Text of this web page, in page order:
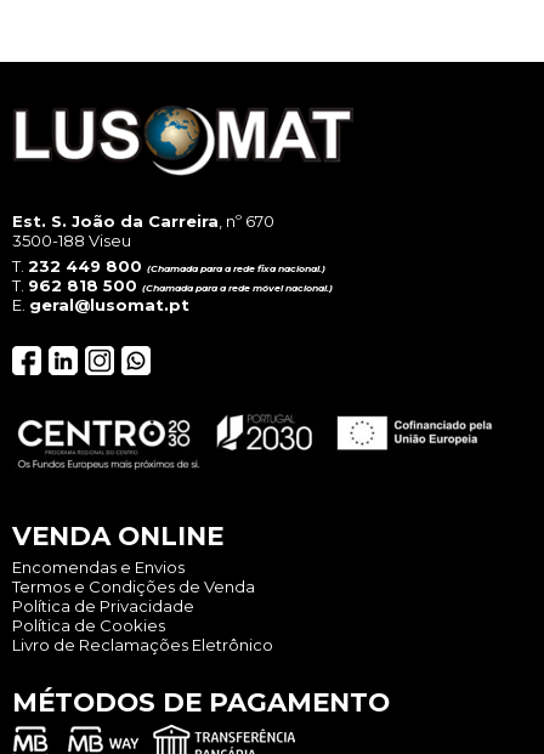
Est. S. João da Carreira , nº 670
3500-188 Viseu
T. 232 449 800 (Chamada para a rede fixa nacional.)
T. 962 818 500 (Chamada para a rede móvel nacional.)
E. geral@lusomat.pt
VENDA ONLINE
Encomendas e Envios
Termos e Condições de Venda
Política de Privacidade
Política de Cookies
Livro de Reclamações Eletrônico
MÉTODOS DE PAGAMENTO